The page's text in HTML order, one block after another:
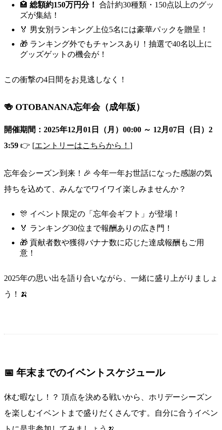
🏩 総額約150万円分！ 合計約30種類・150点以上のグッ
ズが集結！
🏅 男女別ランキング上位5名には豪華パックを贈呈！
🎁 ランキング外でもチャンスあり！抽選で40名以上に
グッズゲットの機会が！
この衝撃の4日間をお見逃しなく！
🍻 OTOBANANA忘年会（成年版）
開催期間：2025年12月01日（月）00:00 ～ 12月07日（日）2
3:59 👉 [エントリーはこちらから！ ]
忘年会シーズン到来！🎉 今年一年お世話になった感謝の気
持ちを込めて、みんなでワイワイ楽しみませんか？
🎊 イベント限定の「忘年会ギフト」が登場！
🏅 ランキング30位まで報酬ありの広き門！
🎁 貢献者数や獲得バナナ数に応じた達成報酬もご用
意！
2025年の思い出を語り合いながら、一緒に盛り上がりましょ
う！🍌
📅 年末までのイベントスケジュール
休む暇なし！？ 頂点を決める戦いから、ホリデーシーズン
を楽しむイベントまで盛りだくさんです。自分に合うイベン